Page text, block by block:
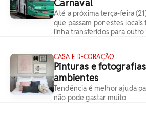
Carnaval
Até a próxima terça-feira
que passam por estes
linha transferidos para outro
CASA E DECORAÇÃO
Pinturas e
ambientes
Tendência é melhor ajuda
não pode gastar muito